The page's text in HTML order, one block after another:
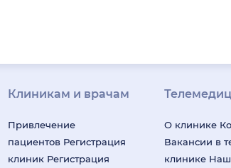
Клиникам и врачам
Привлечение
пациентов Регистрация
клиник Регистрация
О клинике
Вакансии в
клинике